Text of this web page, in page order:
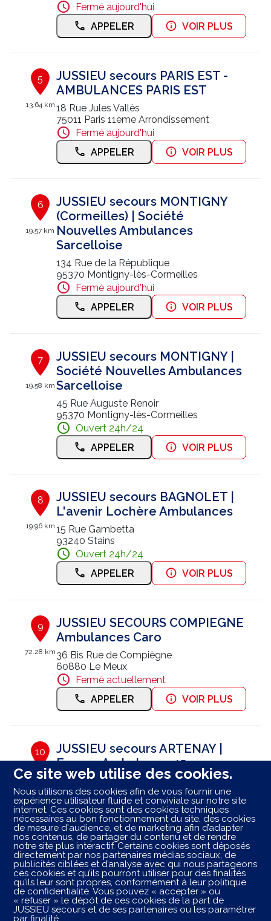
Ce site web utilise des cookies.
Nous utilisons des cookies afin de vous fournir une
expérience utilisateur fluide et conviviale sur notre site
internet. Ces cookies sont des cookies techniques
nécessaires au bon fonctionnement du site, des cookies
de mesure d'audience, et de marketing afin d’adapter
nos contenus, de partager du contenu et de rendre
notre site plus interactif. Certains cookies sont déposés
directement par nos partenaires médias sociaux, de
publicités ciblées et d’analyse avec qui nous partageons
ces cookies et qu’ils pourront utiliser pour des finalités
qu’ils leur sont propres, conformément à leur politique
de confidentialité. Vous pouvez « accepter » ou
« refuser » le dépôt de ces cookies de la part de
JUSSIEU secours et de ses partenaires ou les paramétrer
par finalité.
Fermé aujourd'hui
APPELER
VOIR PLUS
5
13.64 km
JUSSIEU secours PARIS EST -
AMBULANCES PARIS EST
18 Rue Jules Vallès
75011 Paris 11eme Arrondissement
Fermé aujourd'hui
APPELER
VOIR PLUS
6
19.57 km
JUSSIEU secours MONTIGNY
(Cormeilles) | Société
Nouvelles Ambulances
Sarcelloise
134 Rue de la République
95370 Montigny-lès-Cormeilles
Fermé aujourd'hui
APPELER
VOIR PLUS
7
19.58 km
JUSSIEU secours MONTIGNY |
Société Nouvelles Ambulances
Sarcelloise
45 Rue Auguste Renoir
95370 Montigny-lès-Cormeilles
Ouvert 24h/24
APPELER
VOIR PLUS
8
19.96 km
JUSSIEU secours BAGNOLET |
L'avenir Lochère Ambulances
15 Rue Gambetta
93240 Stains
Ouvert 24h/24
APPELER
VOIR PLUS
9
72.28 km
JUSSIEU SECOURS COMPIEGNE
Ambulances Caro
36 Bis Rue de Compiègne
60880 Le Meux
Fermé actuellement
APPELER
VOIR PLUS
10
86.44 km
JUSSIEU secours ARTENAY |
Europe Ambulance 45
ZI Sud Route d'Orléans
45410 Artenay
Fermé actuellement
RÉSERVER
APPELER
VOIR PLUS
Les centres ambulancierJUSSIEU secoursdans les
villes à proximité